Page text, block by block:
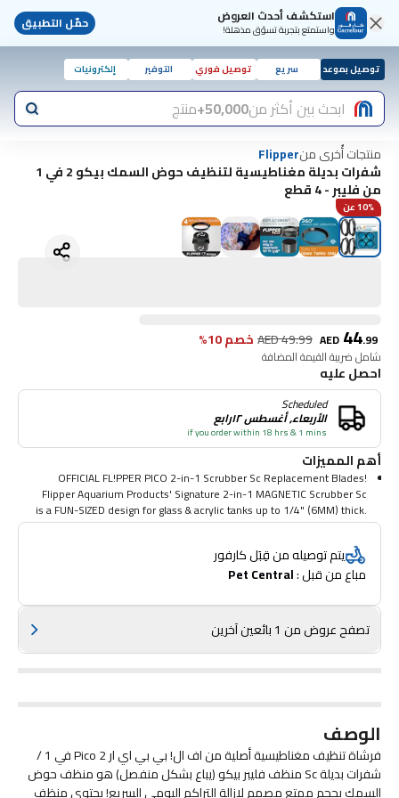
استكشف أحدث العروض
واستمتع بتجربة تسوّق مذهلة! حمّل التطبيق
توصيل بموعد سريع توصيل فوري التوفير إلكترونيات
ابحث بين أكثر من50,000+ منتج
منتجات أُخرى منFlipper
شفرات بديلة مغناطيسية لتنظيف حوض السمك بيكو 2 في 1
من فليبر - 4 قطع
10% عن
AED 44.99
AED49.99 خصم 10%
شامل ضريبة القيمة المضافة
احصل عليه
Scheduled
الأربعاء, أغسطس ١٢رابع
if you order within 18 hrs & 1 mins
أهم المميزات
OFFICIAL FL!PPER PICO 2-in-1 Scrubber Sc Replacement Blades!
Flipper Aquarium Products' Signature 2-in-1 MAGNETIC Scrubber Sc
is a FUN-SIZED design for glass & acrylic tanks up to 1/4" (6MM) thick.
Keep your glass or acrylic aquarium fish tank looking as good as the
day you bought it!
FL!PPER PICO 2-in-1 Scrubber Sc (sold separately) MAGNETICALLY
FL!PS from an abrasive scrubbing pad on one side to a sc on the other
Scrape all around your tank with ease! Easily flips around square
corners. Great for daily soft build-up removal! Take full control of your
aquarium cleaning from outside your tank!
EASY INSTALLATION! Replacement Blades install in seconds. Snap-
يتم توصيله من قِبَل كارفور
مباع من قبل : Pet Central
تصفح عروض من 1 بائعين آخرين
الوصف
فرشاة تنظيف مغناطيسية أصلية من اف ال! بي بي اي ار Pico 2 في 1 /
شفرات بديلة Sc منظف فليبر بيكو (يباع بشكل منفصل) هو منظف حوض
السمك بحجم ممتع مصمم لإزالة التراكم اليومي السريع! يحتوي منظف